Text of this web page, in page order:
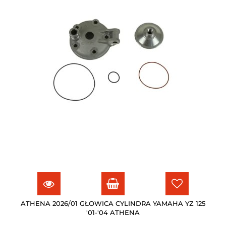
ATHENA 2026/01 GŁOWICA CYLINDRA YAMAHA YZ 125
'01-'04 ATHENA